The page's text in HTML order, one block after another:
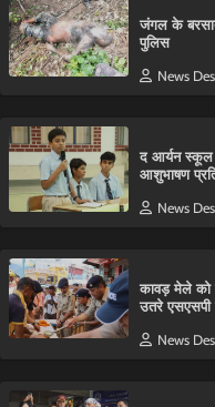
​जंगल के
पुलिस
News
द आर्यन स्कूल
आशुभाषण
News
कावड़ मेले
उतरे एसएसपी
News